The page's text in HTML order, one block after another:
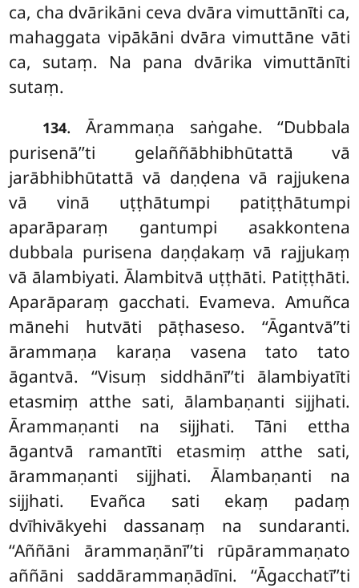
ca, cha dvārikāni ceva dvāra vimuttānīti ca,
mahaggata vipākāni dvāra vimuttāne vāti
ca, sutaṃ. Na pana dvārika vimuttānīti
sutaṃ.
134. Ārammaṇa saṅgahe. ‘‘Dubbala
purisenā’’ti gelaññābhibhūtattā vā
jarābhibhūtattā vā daṇḍena vā rajjukena
vā vinā uṭṭhātumpi patiṭṭhātumpi
aparāparaṃ gantumpi asakkontena
dubbala purisena daṇḍakaṃ vā rajjukaṃ
vā ālambiyati. Ālambitvā uṭṭhāti. Patiṭṭhāti.
Aparāparaṃ gacchati. Evameva. Amuñca
mānehi hutvāti pāṭhaseso. ‘‘Āgantvā’’ti
ārammaṇa karaṇa vasena tato tato
āgantvā. ‘‘Visuṃ siddhānī’’ti ālambiyatīti
etasmiṃ atthe sati, ālambaṇanti sijjhati.
Ārammaṇanti na sijjhati. Tāni ettha
āgantvā ramantīti etasmiṃ atthe sati,
ārammaṇanti sijjhati. Ālambaṇanti na
sijjhati. Evañca sati ekaṃ padaṃ
dvīhivākyehi dassanaṃ na sundaranti.
‘‘Aññāni ārammaṇānī’’ti rūpārammaṇato
aññāni saddārammaṇādīni. ‘‘Āgacchatī’’ti